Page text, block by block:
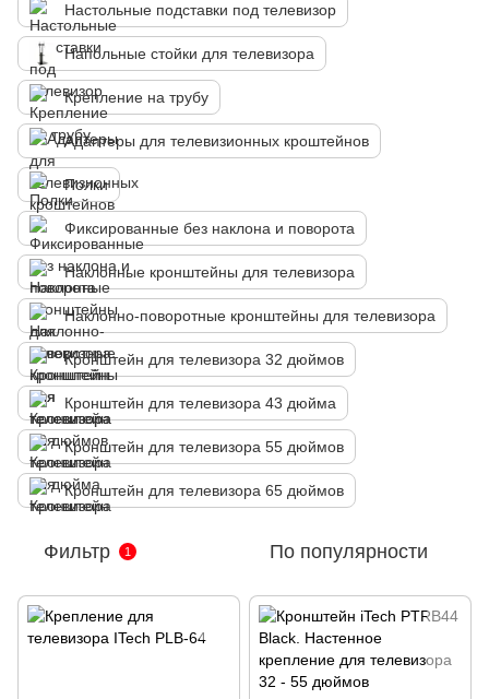
Настольные подставки под телевизор
Напольные стойки для телевизора
Крепление на трубу
Адаптеры для телевизионных кроштейнов
Полки
Фиксированные без наклона и поворота
Наклонные кронштейны для телевизора
Наклонно-поворотные кронштейны для телевизора
Кронштейн для телевизора 32 дюймов
Кронштейн для телевизора 43 дюйма
Кронштейн для телевизора 55 дюймов
Кронштейн для телевизора 65 дюймов
Фильтр 1 По популярности